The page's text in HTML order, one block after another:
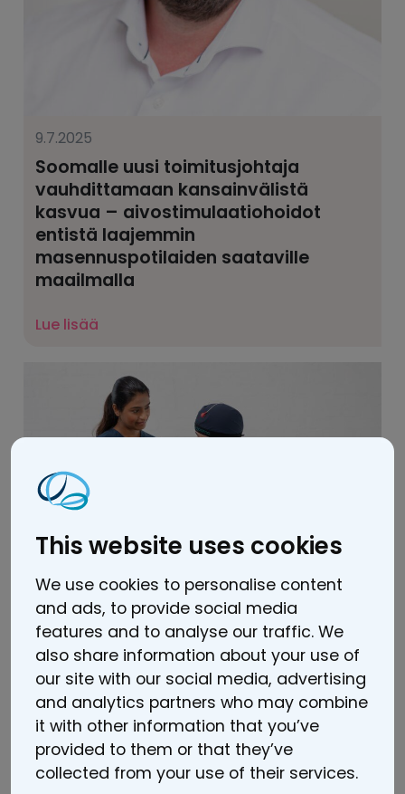
This website uses cookies
We use cookies to personalise content
and ads, to provide social media
features and to analyse our traffic. We
also share information about your use of
our site with our social media, advertising
and analytics partners who may combine
it with other information that you’ve
provided to them or that they’ve
collected from your use of their services.
9.7.2025
Soomalle uusi toimitusjohtaja
vauhdittamaan kansainvälistä
kasvua – aivostimulaatiohoidot
entistä laajemmin
masennuspotilaiden saataville
maailmalla
Lue lisää
11.3.2025
Sooman masennushoidolle
harvinainen tutkimuslupa FDA:lta –
avaa ovet Yhdysvaltain markkinaan
Lue lisää